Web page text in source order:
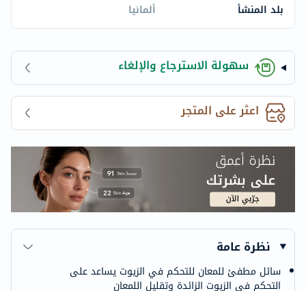
بلد المنشأ
ألمانيا
سهولة الاسترجاع والإلغاء
اعثر على المتجر
نظرة عامة
سائل مطفئ للمعان للتحكم في الزيوت يساعد على
التحكم في الزيوت الزائدة وتقليل اللمعان